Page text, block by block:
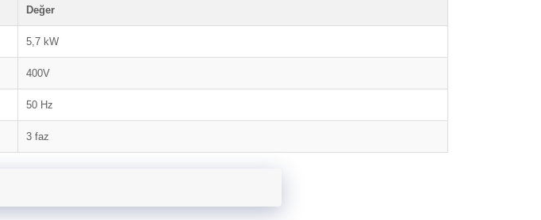
Değer
5,7 kW
400V
50 Hz
3 faz